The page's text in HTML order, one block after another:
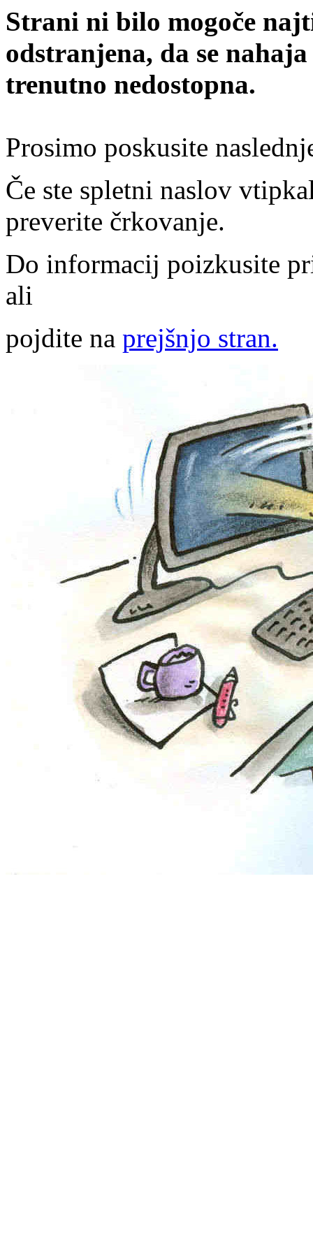
Strani ni bilo mogoče
odstranjena, da se
trenutno nedostopna.
Prosimo poskusite
Če ste spletni naslov
preverite črkovanje.
Do informacij poizkusite
ali
pojdite na prejšnjo stran.